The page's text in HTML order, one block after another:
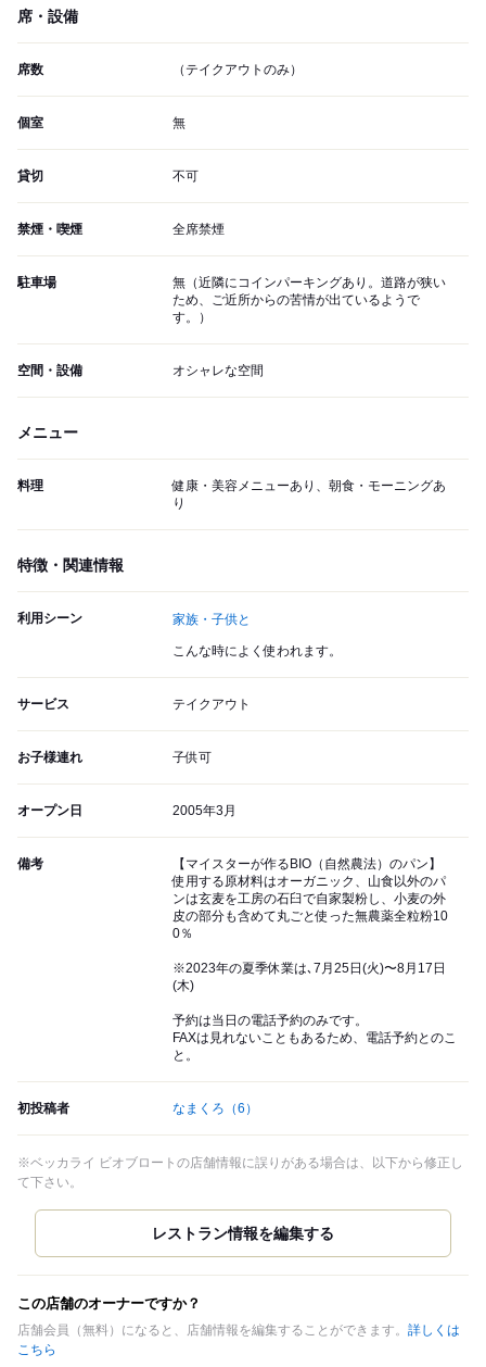
席・設備
席数 （テイクアウトのみ）
個室 無
貸切 不可
禁煙・喫煙 全席禁煙
駐車場
無（近隣にコインパーキングあり。道路が狭い
ため、ご近所からの苦情が出ているようで
す。）
空間・設備 オシャレな空間
メニュー
料理
健康・美容メニューあり、朝食・モーニングあ
り
特徴・関連情報
利用シーン 家族・子供と
こんな時によく使われます。
サービス テイクアウト
お子様連れ 子供可
オープン日 2005年3月
備考
【マイスターが作るBIO（自然農法）のパン】
使用する原材料はオーガニック、山食以外のパ
ンは玄麦を工房の石臼で自家製粉し、小麦の外
皮の部分も含めて丸ごと使った無農薬全粒粉10
0％
※2023年の夏季休業は､7月25日(火)〜8月17日
(木)
予約は当日の電話予約のみです。
FAXは見れないこともあるため、電話予約とのこ
と。
初投稿者 なまくろ （6）
※ベッカライ ビオブロートの店舗情報に誤りがある場合は、以下から修正し
て下さい。
この店舗のオーナーですか？
店舗会員（無料）になると、店舗情報を編集することができます。 詳しくは
こちら